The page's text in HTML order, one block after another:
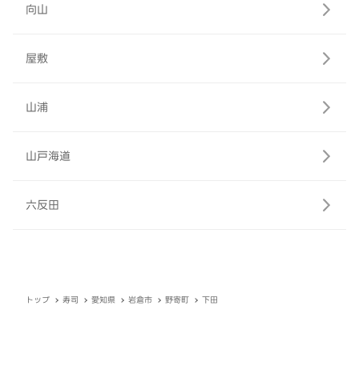
向山
屋敷
山浦
山戸海道
六反田
トップ 寿司 愛知県 岩倉市 野寄町 下田